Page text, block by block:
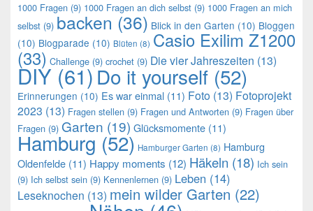
1000 Fragen (9) 1000 Fragen an dich selbst (9) 1000 Fragen an mich
selbst (9) backen (36) Blick in den Garten (10) Bloggen
(10) Blogparade (10) Blüten (8) Casio Exilim Z1200
(33) Challenge (9) crochet (9) Die vier Jahreszeiten (13)
DIY (61)Do it yourself (52)
Erinnerungen (10) Es war einmal (11) Foto (13) Fotoprojekt
2023 (13) Fragen stellen (9) Fragen und Antworten (9) Fragen über
Fragen (9) Garten (19) Glücksmomente (11)
Hamburg (52) Hamburger Garten (8) Hamburg
Oldenfelde (11) Happy moments (12) Häkeln (18) Ich sein
(9) Ich selbst sein (9) Kennenlernen (9) Leben (14)
Leseknochen (13) mein wilder Garten (22)